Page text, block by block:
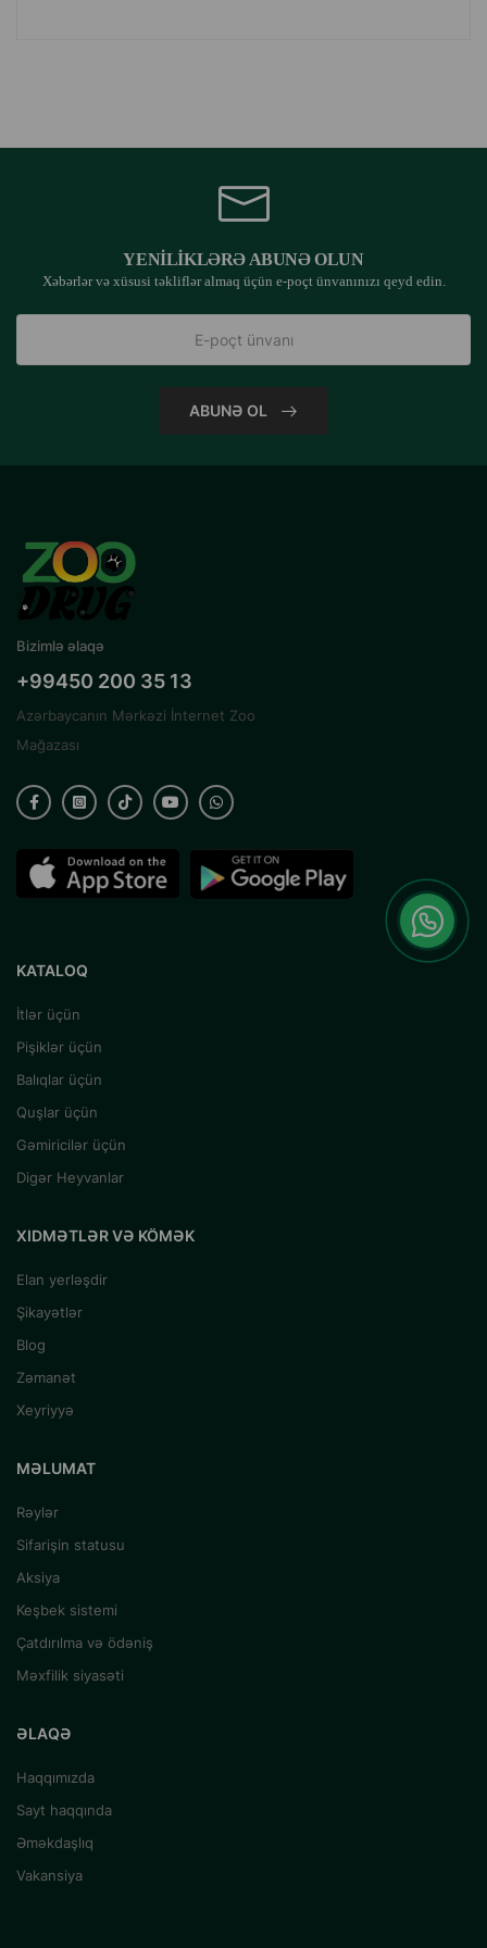
YENILIKLƏRƏ ABUNƏ OLUN
Xəbərlər və xüsusi təkliflər almaq üçün e-poçt ünvanınızı qeyd edin.
ABUNƏ OL
Bizimlə əlaqə
+99450 200 35 13
Azərbaycanın Mərkəzi İnternet Zoo
Mağazası
KATALOQ
İtlər üçün
Pişiklər üçün
Balıqlar üçün
Quşlar üçün
Gəmiricilər üçün
Digər Heyvanlar
XIDMƏTLƏR VƏ KÖMƏK
Elan yerləşdir
Şikayətlər
Blog
Zəmanət
Xeyriyyə
MƏLUMAT
Rəylər
Sifarişin statusu
Aksiya
Keşbek sistemi
Çatdırılma və ödəniş
Məxfilik siyasəti
ƏLAQƏ
Haqqımızda
Sayt haqqında
Əməkdaşlıq
Vakansiya